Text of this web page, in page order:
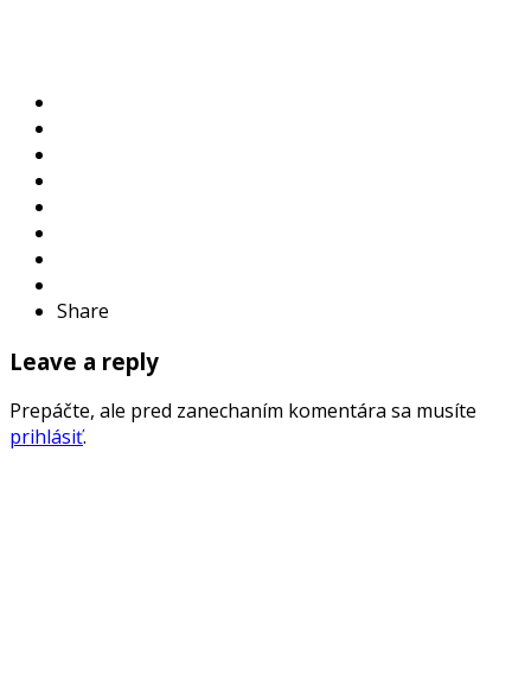
Share
Leave a reply
Prepáčte, ale pred zanechaním komentára sa musíte
prihlásiť.